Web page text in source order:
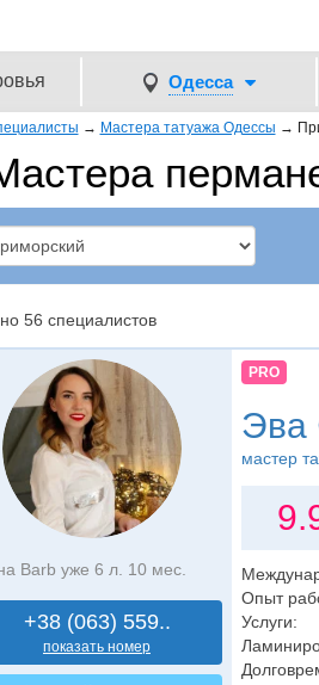
Одесса
→ Мастера татуажа Одессы →
56 специалистов
Barb уже 6 л. 10 мес.
+38 (063) 559..
показать номер
PRO
Эва
мастер
Опыт
Услуги: